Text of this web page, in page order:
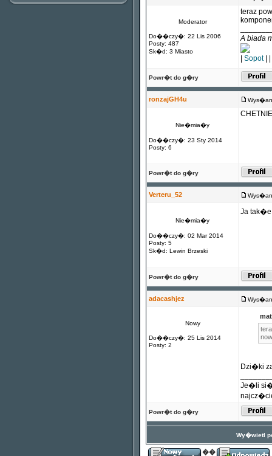
Moderator
Do��czy�: 22 Lis 2006
Posty: 487
Sk�d: 3 Miasto
teraz
A biada
Sopot| |
Powr�t do g�ry
ronzajGH4u
Nie�mia�y
Do��czy�: 23 Sty 2014
Posty: 6
Powr�t do g�ry
Verteru_52
Nie�mia�y
Do��czy�: 02 Mar 2014
Posty: 5
Sk�d: Lewin Brzeski
Ja
Powr�t do g�ry
adacashjez
Nowy
Do��czy�: 25 Lis 2014
Posty: 2
Dzi�ki
Je�li si�
Powr�t do g�ry
Wy�wietl
��